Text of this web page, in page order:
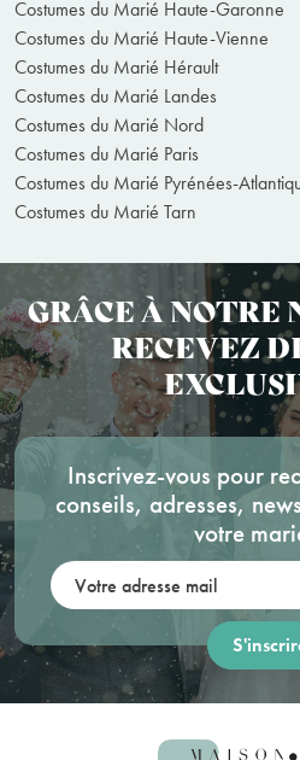
Costumes du Marié Haute-Garonne
Costumes du Marié Haute-Vienne
Costumes du Marié Hérault
Costumes du Marié Landes
Costumes du Marié Nord
Costumes du Marié Paris
Costumes du Marié Pyrénées-
Costumes du Marié Tarn
GRÂCE À NOTRE
RECEVEZ
Inscrivez-vous pour
conseils, adresses,
votre